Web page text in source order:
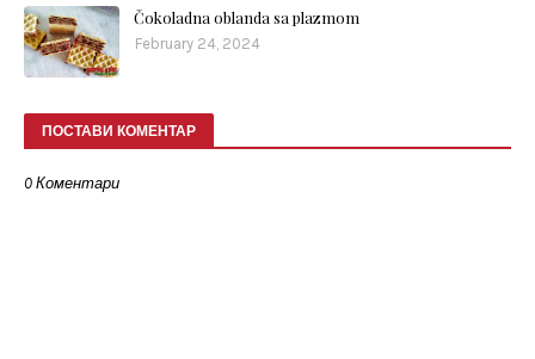
Čokoladna oblanda sa plazmom
February 24, 2024
ПОСТАВИ КОМЕНТАР
0 Коментари